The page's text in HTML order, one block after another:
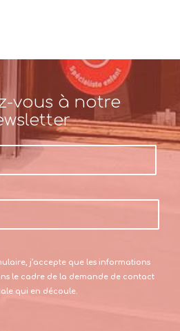
vous à notre
j’accepte que les informations
le cadre de la demande de contact
qui en découle.